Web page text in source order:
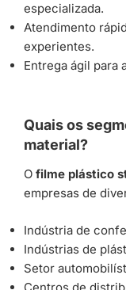
especializada.
Atendimento
experientes.
Entrega ágil para
Quais os
material?
O filme plástico
empresas de
Indústria de
Indústrias de
Setor